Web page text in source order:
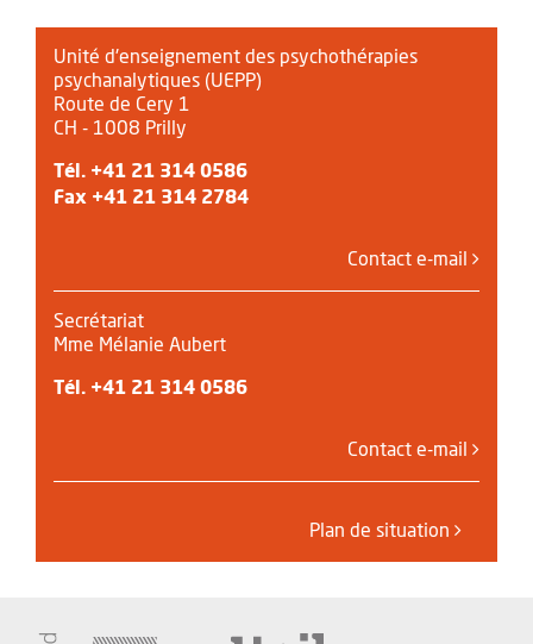
Unité d'enseignement des psychothérapies
psychanalytiques (UEPP)
Route de Cery 1
CH - 1008 Prilly
Tél. +41 21 314 0586
Fax +41 21 314 2784
Contact e-mail
Secrétariat
Mme Mélanie Aubert
Tél. +41 21 314 0586
Contact e-mail
Plan de situation